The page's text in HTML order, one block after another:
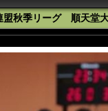
盟秋季リーグ 順天